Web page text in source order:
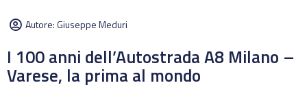
Autore:Giuseppe Meduri
I 100 anni dell’Autostrada A8 Milano –
Varese, la prima al mondo